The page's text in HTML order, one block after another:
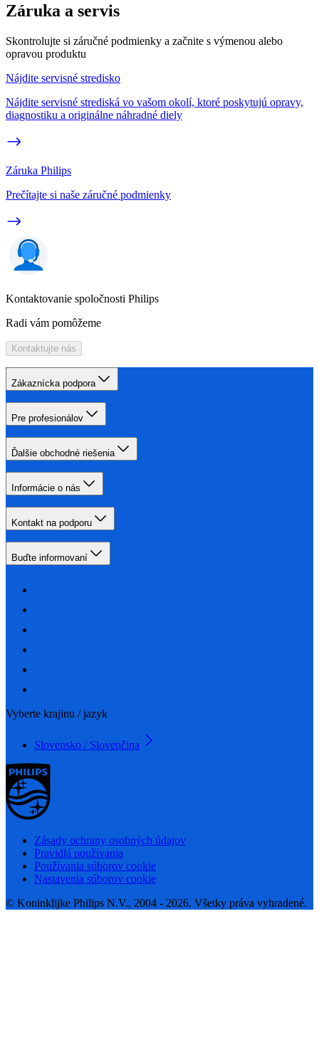
Záruka a servis
Skontrolujte si záručné podmienky a začnite s výmenou alebo
opravou produktu
Nájdite servisné stredisko
Nájdite servisné strediská vo vašom okolí, ktoré poskytujú opravy,
diagnostiku a originálne náhradné diely
Záruka Philips
Prečítajte si naše záručné podmienky
Kontaktovanie spoločnosti Philips
Radi vám pomôžeme
Kontaktujte nás
Zákaznícka podpora
Pre profesionálov
Ďalšie obchodné riešenia
Informácie o nás
Kontakt na podporu
Buďte informovaní
Vyberte krajinu / jazyk
Slovensko / Slovenčina
Zásady ochrany osobných údajov
Pravidlá používania
Používania súborov cookie
Nastavenia súborov cookie
© Koninklijke Philips N.V., 2004 - 2026. Všetky práva vyhradené.